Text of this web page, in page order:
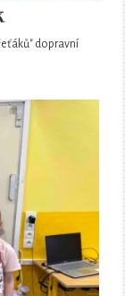
dopravní